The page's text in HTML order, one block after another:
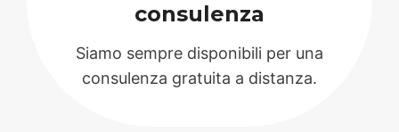
consulenza
Siamo sempre disponibili per una
consulenza gratuita a distanza.